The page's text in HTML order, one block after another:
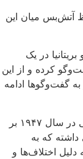
آتش‌بس میان این
در یک
کرده و از این
گفت‌وگوها ادامه
این در حالیست که هند و پاکستان از زمان جدایی در سال ۱۹۴۷ بر
که به
اختلاف‌ها و